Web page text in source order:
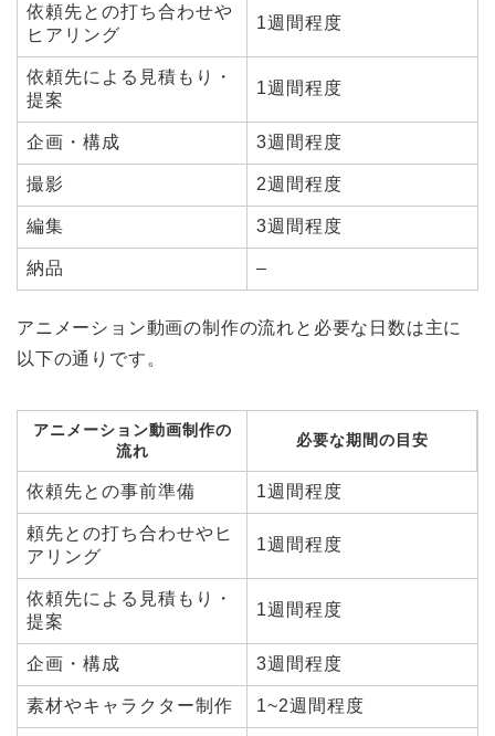
依頼先との打ち合わせや
ヒアリング
1週間程度
依頼先による見積もり・
提案
1週間程度
企画・構成 3週間程度
撮影 2週間程度
編集 3週間程度
納品 –
アニメーション動画の制作の流れと必要な日数は主に
以下の通りです。
アニメーション動画制作の
流れ
必要な期間の目安
依頼先との事前準備 1週間程度
頼先との打ち合わせやヒ
アリング
1週間程度
依頼先による見積もり・
提案
1週間程度
企画・構成 3週間程度
素材やキャラクター制作 1~2週間程度